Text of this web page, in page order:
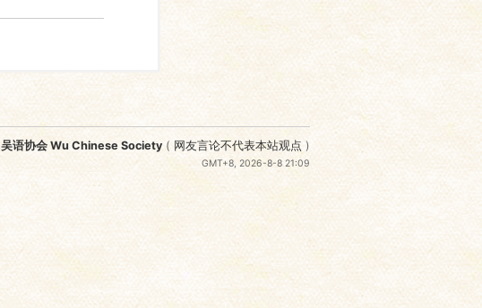
吴语协会 Wu Chinese Society ( 网友言论不代表本站观点 )
GMT+8, 2026-8-8 21:09